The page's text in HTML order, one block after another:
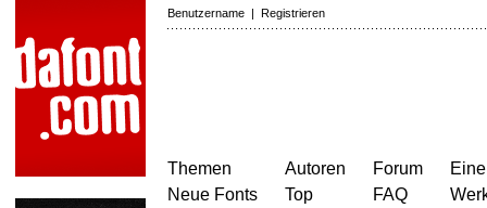
Benutzername | Registrieren
Themen
Neue Fonts
Autoren
Top
Forum
FAQ